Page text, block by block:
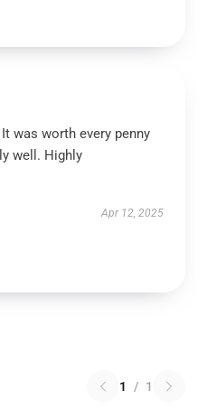
was worth every penny
well. Highly
Apr 12, 2025
1 / 1